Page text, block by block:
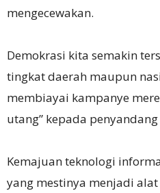
mengecewakan.
Demokrasi kita semakin
tingkat daerah maupun
membiayai kampanye
utang” kepada
Kemajuan teknologi
yang mestinya menjadi